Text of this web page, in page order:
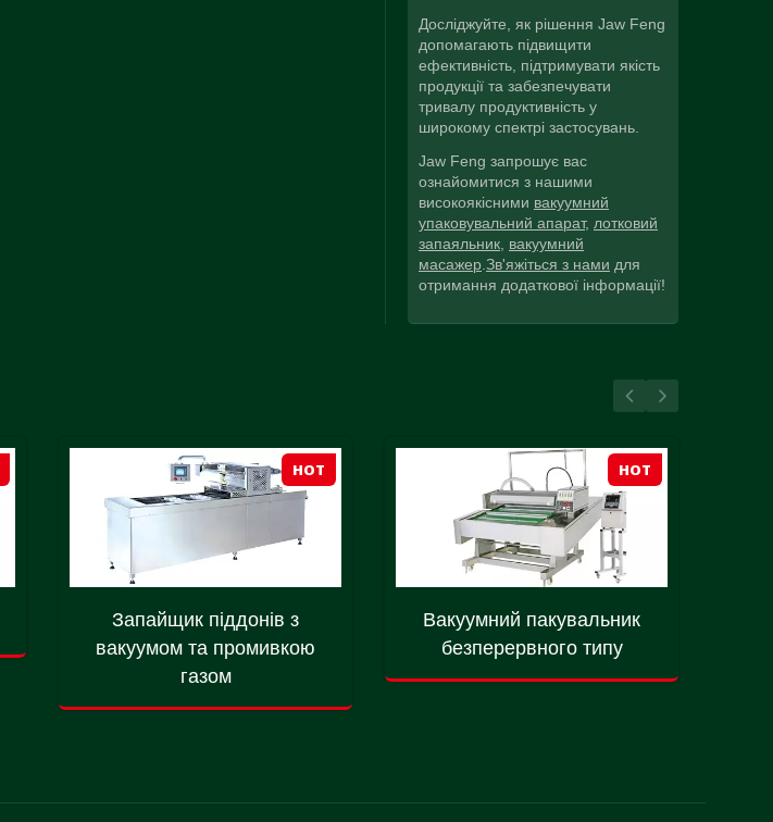
Досліджуйте, як рішення Jaw Feng
допомагають підвищити
ефективність, підтримувати якість
продукції та забезпечувати
тривалу продуктивність у
широкому спектрі застосувань.
Jaw Feng запрошує вас
ознайомитися з нашими
високоякісними вакуумний
упаковувальний апарат, лотковий
запаяльник, вакуумний
масажер.Зв'яжіться з нами для
отримання додаткової інформації!
HOT
Запайщик піддонів з
вакуумом та промивкою
газом
HOT
Вакуумний пакувальник
безперервного типу